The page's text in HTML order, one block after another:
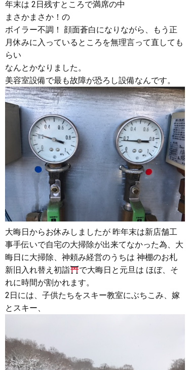
年末は 2日残すところで満席の中
まさかまさか！の
ボイラー不調！ 顔面蒼白になりながら、もう正
月休みに入っているところを無理言って直しても
らい
なんとかなりました。
美容室設備で最も故障が恐ろし設備なんです。
大晦日からお休みしましたが 昨年末は新店舗工
事手伝いで自宅の大掃除が出来てなかった為、大
晦日に大掃除、神頼み経営のうちは 神棚のお札
新旧入れ替え初詣
で大晦日と元旦は ほぼ、そ
れに時間が割かれます。
2日には、子供たちをスキー教室にぶちこみ、嫁
とスキー、